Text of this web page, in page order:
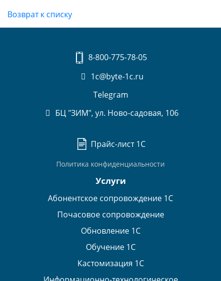
Возврат к списку
8-800-775-78-05
1c@byte-1c.ru
Telegram
БЦ "ЗИМ", ул. Ново-садовая, 106
Прайс-лист 1С
Политика конфиденциальности
Услуги
Абонентское сопровождение 1С
Почасовое сопровождение
Обновление 1С
Обучение 1С
Кастомизация 1С